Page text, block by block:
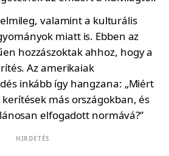
valamint a kulturális
miatt is. Ebben az
hozzászoktak ahhoz, hogy a
Az amerikaiak
inkább így hangzana: „Miért
más országokban, és
elfogadott normává?”
HIRDETÉS